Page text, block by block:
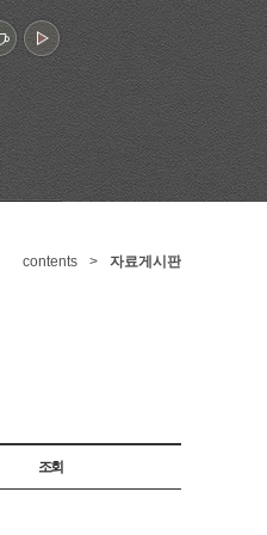
contents > 자료게시판
조회